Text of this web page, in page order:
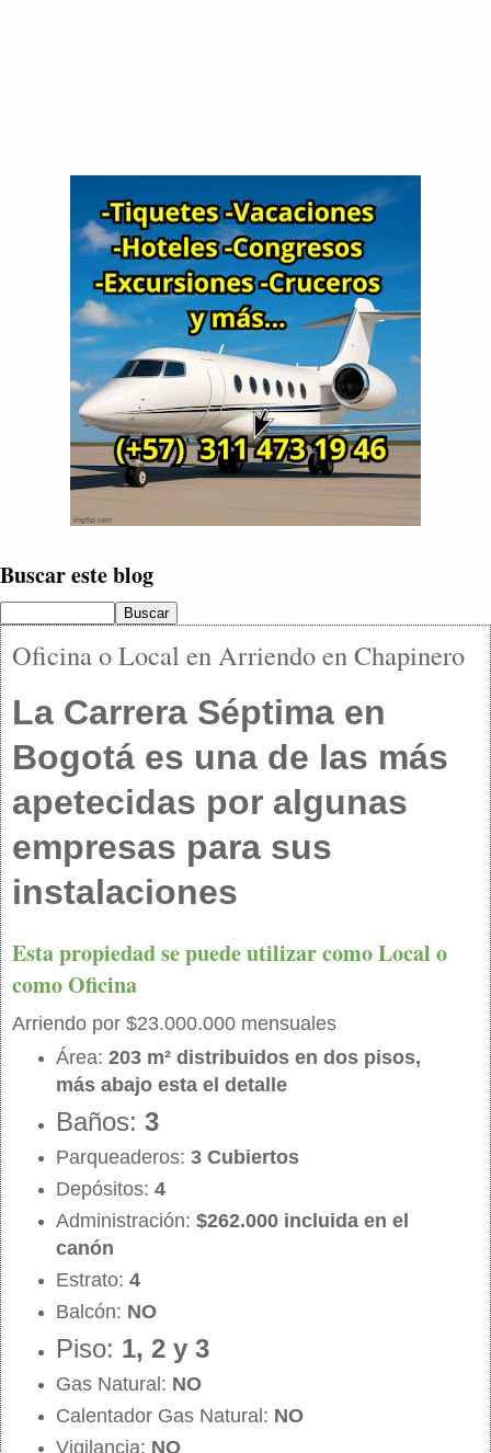
Buscar este blog
Oficina o Local en Arriendo en Chapinero
La Carrera Séptima en
Bogotá es una de las más
apetecidas por algunas
empresas para sus
instalaciones
Esta propiedad se puede utilizar como Local o
como Oficina
Arriendo por $23.000.000 mensuales
Área: 203 m² distribuidos en dos pisos,
más abajo esta el detalle
Baños: 3
Parqueaderos: 3 Cubiertos
Depósitos: 4
Administración: $262.000 incluida en el
canón
Estrato: 4
Balcón: NO
Piso: 1, 2 y 3
Gas Natural: NO
Calentador Gas Natural: NO
Vigilancia: NO